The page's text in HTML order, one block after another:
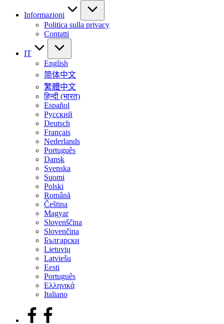
Informazioni
Politica sulla privacy
Contatti
IT
English
简体中文
繁體中文
हिन्दी (भारत)
Español
Русский
Deutsch
Français
Nederlands
Português
Dansk
Svenska
Suomi
Polski
Română
Čeština
Magyar
Slovenščina
Slovenčina
Български
Lietuvių
Latviešu
Eesti
Português
Ελληνικά
Italiano
Facebook